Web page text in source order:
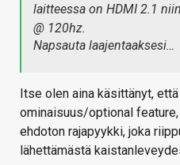
laitteessa on HDMI 2.1
@ 120hz.
Napsauta laajentaaksesi…
Itse olen aina käsittänyt,
ominaisuus/optional
ehdoton rajapyykki, joka
lähettämästä